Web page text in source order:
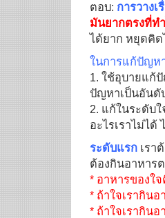
ตอบ: การวาง
มันยากตรงที่ท
ได้ยาก หยุดคิด
ในการแก้ปัญห
1. ใช้อุบายแก้
ปัญหาเป็นอันดั
2. แก้ในระดับ
อะไรเราไม่ได้
ระดับแรก เรา
ต้องกินอาหาร
* อาหารของใ
* ถ้าใจเรากิน
* ถ้าใจเรากิน